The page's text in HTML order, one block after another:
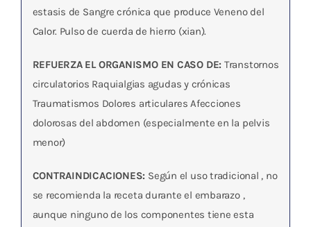
estasis de Sangre crónica que produce Veneno del
Calor. Pulso de cuerda de hierro (xian).
REFUERZA EL ORGANISMO EN CASO DE: Transtornos
circulatorios Raquialgias agudas y crónicas
Traumatismos Dolores articulares Afecciones
dolorosas del abdomen (especialmente en la pelvis
menor)
CONTRAINDICACIONES: Según el uso tradicional , no
se recomienda la receta durante el embarazo ,
aunque ninguno de los componentes tiene esta